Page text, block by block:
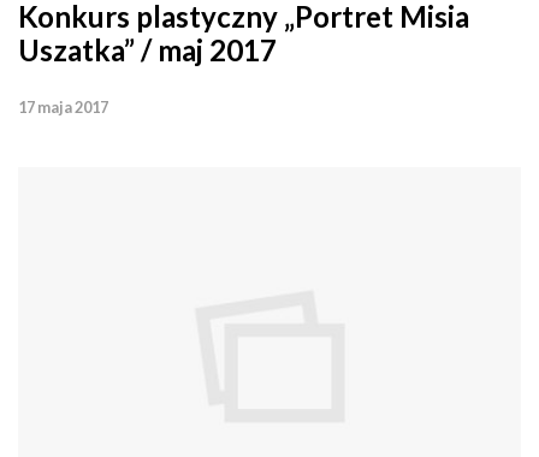
Konkurs plastyczny „Portret Misia
Uszatka” / maj 2017
17 maja 2017